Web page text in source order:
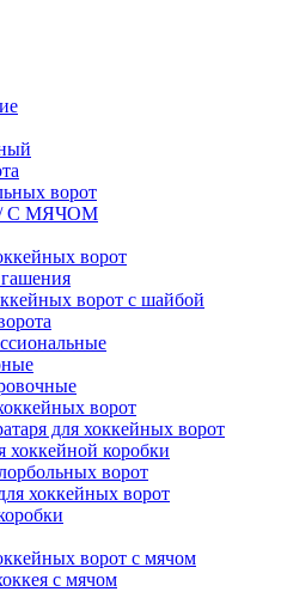
ворот
С МЯЧОМ
ворот
ворот с шайбой
ворот
для хоккейных ворот
хоккейной коробки
ворот
хоккейных ворот
ворот с мячом
с мячом